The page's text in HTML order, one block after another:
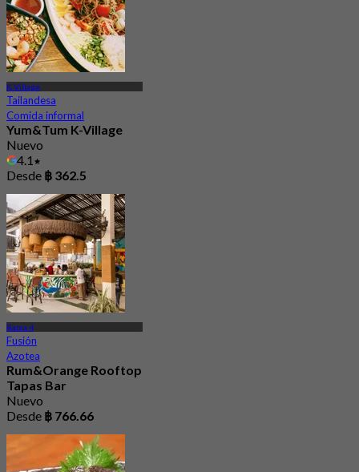
K Village
Tailandesa
Comida informal
Yum&Tum K-Village
Nuevo
4.1
Desde ฿ 362.5
Rama 4
Fusión
Azotea
Rum&Orange Rooftop
Tapas Bar
Nuevo
Desde ฿ 766.66